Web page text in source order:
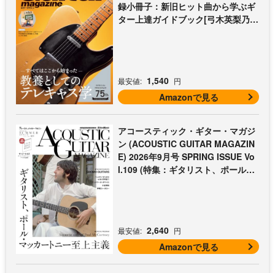
録小冊子：新旧ヒット曲から学ぶギ
ター上達ガイドブック[弓木英梨乃の
最安値: 1,540 円
Amazonで見る
アコースティック・ギター・マガジ
ン (ACOUSTIC GUITAR MAGAZIN
E) 2026年9月号 SPRING ISSUE Vo
l.109 (特集：ギタリスト、ポール・
最安値: 2,640 円
Amazonで見る